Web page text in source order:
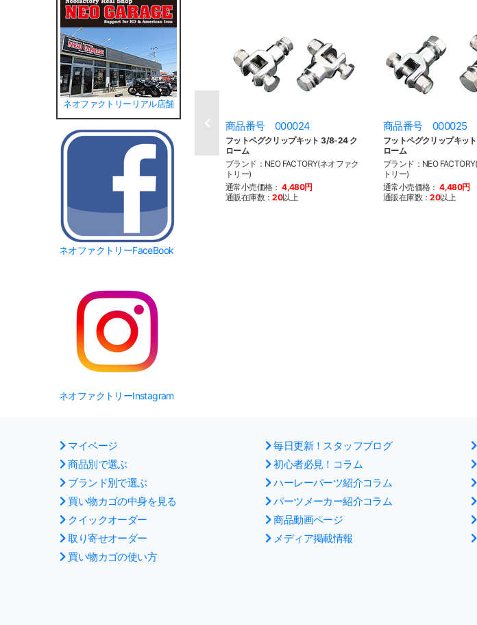
ネオファクトリーリアル店舗
ネオファクトリーFaceBook
ネオファクトリーInstagram
商品番号 000024
フットペグクリップキット 3/8-24 ク
ローム
ブランド：NEO FACTORY(ネオファク
トリー)
通常小売価格： 4,480円
通販在庫数：20以上
商品番号 000025
フットペグクリップキッ
ローム
ブランド：NEO
トリー)
通常小売価格： 4,480円
通販在庫数：20以上
マイページ
商品別で選ぶ
ブランド別で選ぶ
買い物カゴの中身を見る
クイックオーダー
取り寄せオーダー
買い物カゴの使い方
毎日更新！スタッフブログ
初心者必見！コラム
ハーレーパーツ紹介コラム
パーツメーカー紹介コラム
商品動画ページ
メディア掲載情報